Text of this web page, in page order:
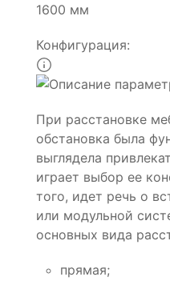
1600 мм
Конфигурация:
При расстановке
обстановка была
выглядела
играет выбор ее
того, идет речь о
или модульной
основных вида
прямая;